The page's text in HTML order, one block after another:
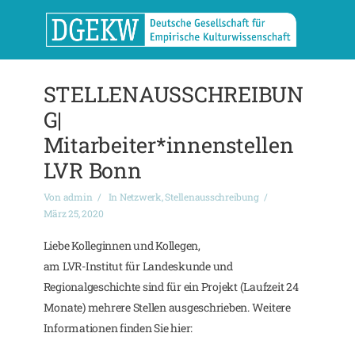
STELLENAUSSCHREIBUN
G|
Mitarbeiter*innenstellen
LVR Bonn
Von admin In Netzwerk,Stellenausschreibung
März 25, 2020
Liebe Kolleginnen und Kollegen,
am LVR-Institut für Landeskunde und
Regionalgeschichte sind für ein Projekt (Laufzeit 24
Monate) mehrere Stellen ausgeschrieben. Weitere
Informationen finden Sie hier: